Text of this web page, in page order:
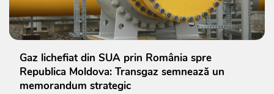
Gaz lichefiat din SUA prin România spre
Republica Moldova: Transgaz semnează un
memorandum strategic